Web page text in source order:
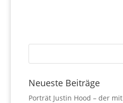
Neueste Beiträge
Porträt Justin Hood – der